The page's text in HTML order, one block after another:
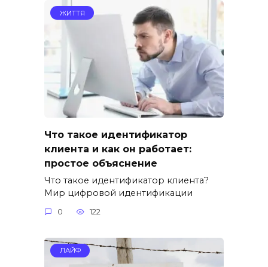
ЖИТТЯ
Что такое идентификатор
клиента и как он работает:
простое объяснение
Что такое идентификатор клиента?
Мир цифровой идентификации
0 122
ЛАЙФ